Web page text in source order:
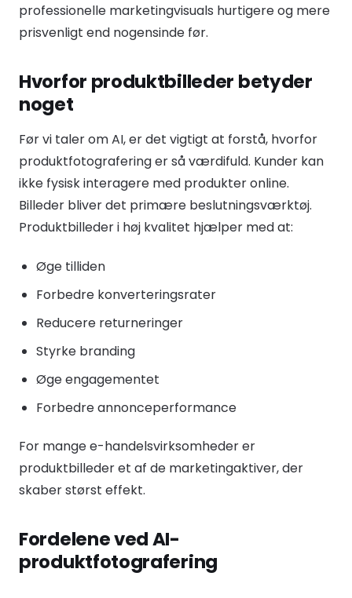
professionelle marketingvisuals hurtigere og mere
prisvenligt end nogensinde før.
Hvorfor produktbilleder betyder
noget
Før vi taler om AI, er det vigtigt at forstå, hvorfor
produktfotografering er så værdifuld. Kunder kan
ikke fysisk interagere med produkter online.
Billeder bliver det primære beslutningsværktøj.
Produktbilleder i høj kvalitet hjælper med at:
Øge tilliden
Forbedre konverteringsrater
Reducere returneringer
Styrke branding
Øge engagementet
Forbedre annonceperformance
For mange e-handelsvirksomheder er
produktbilleder et af de marketingaktiver, der
skaber størst effekt.
Fordelene ved AI-
produktfotografering